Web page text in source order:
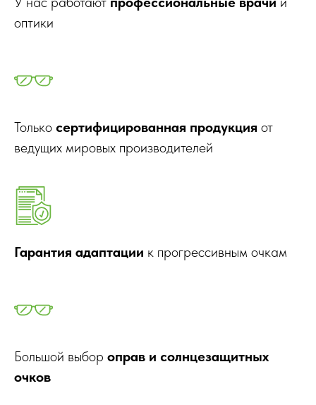
оптики
Только сертифицированная продукция от
ведущих мировых производителей
Гарантия адаптации к прогрессивным очкам
Большой выбор оправ и солнцезащитных
очков